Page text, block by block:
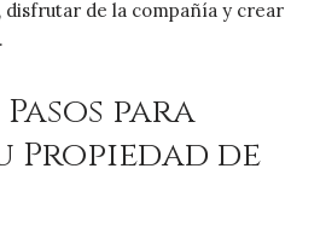
disfrutar de la compañía y crear
para
Propiedad de